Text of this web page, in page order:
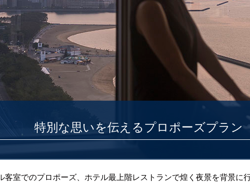
特別な思いを伝えるプロポーズプラン
室でのプロポーズ、ホテル最上階レストランで煌く夜景を背景に